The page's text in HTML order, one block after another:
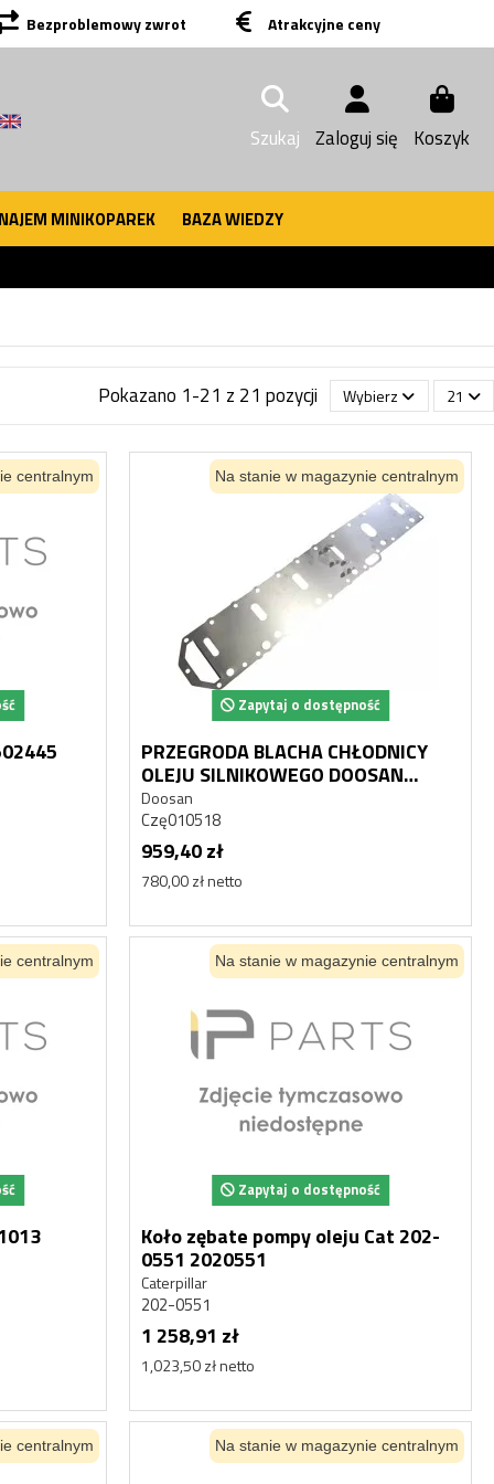
Bezproblemowy zwrot Atrakcyjne ceny
Szukaj Zaloguj się Koszyk
MINIKOPAREK BAZA WIEDZY
Pokazano 1-21 z 21 pozycji Wybierz 21
centralnym Na stanie w magazynie centralnym
Zapytaj o dostępność
PRZEGRODA BLACHA CHŁODNICY
OLEJU SILNIKOWEGO DOOSAN
DEVELON DL08 65.05610-0006
Doosan
Czę010518
959,40 zł
780,00 zł netto
centralnym Na stanie w magazynie centralnym
Zapytaj o dostępność
Koło zębate pompy oleju Cat 202-
0551 2020551
Caterpillar
202-0551
1 258,91 zł
1,023,50 zł netto
centralnym Na stanie w magazynie centralnym
HYDROAKUMULATOR